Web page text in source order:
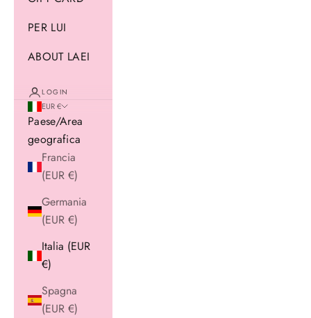
PER LUI
ABOUT LAEI
LOGIN
EUR €
Paese/Area
geografica
Francia
(EUR €)
Germania
(EUR €)
Italia (EUR
€)
Spagna
(EUR €)